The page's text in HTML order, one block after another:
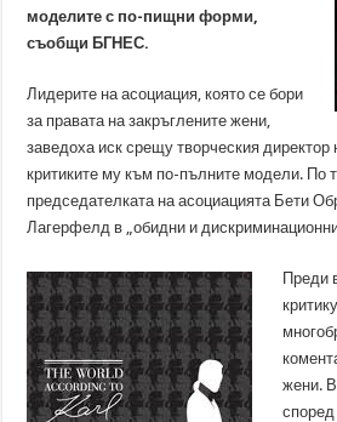
моделите с по-пищни форми,
съобщи БГНЕС.
Лидерите на асоциация, която се бори
за правата на закръглените жени,
заведоха иск срещу творческия
критиките му към по-пълните модели. По
председателката на асоциацията Бети
Лагерфелд в „обидни и
Преди
жени. В
според